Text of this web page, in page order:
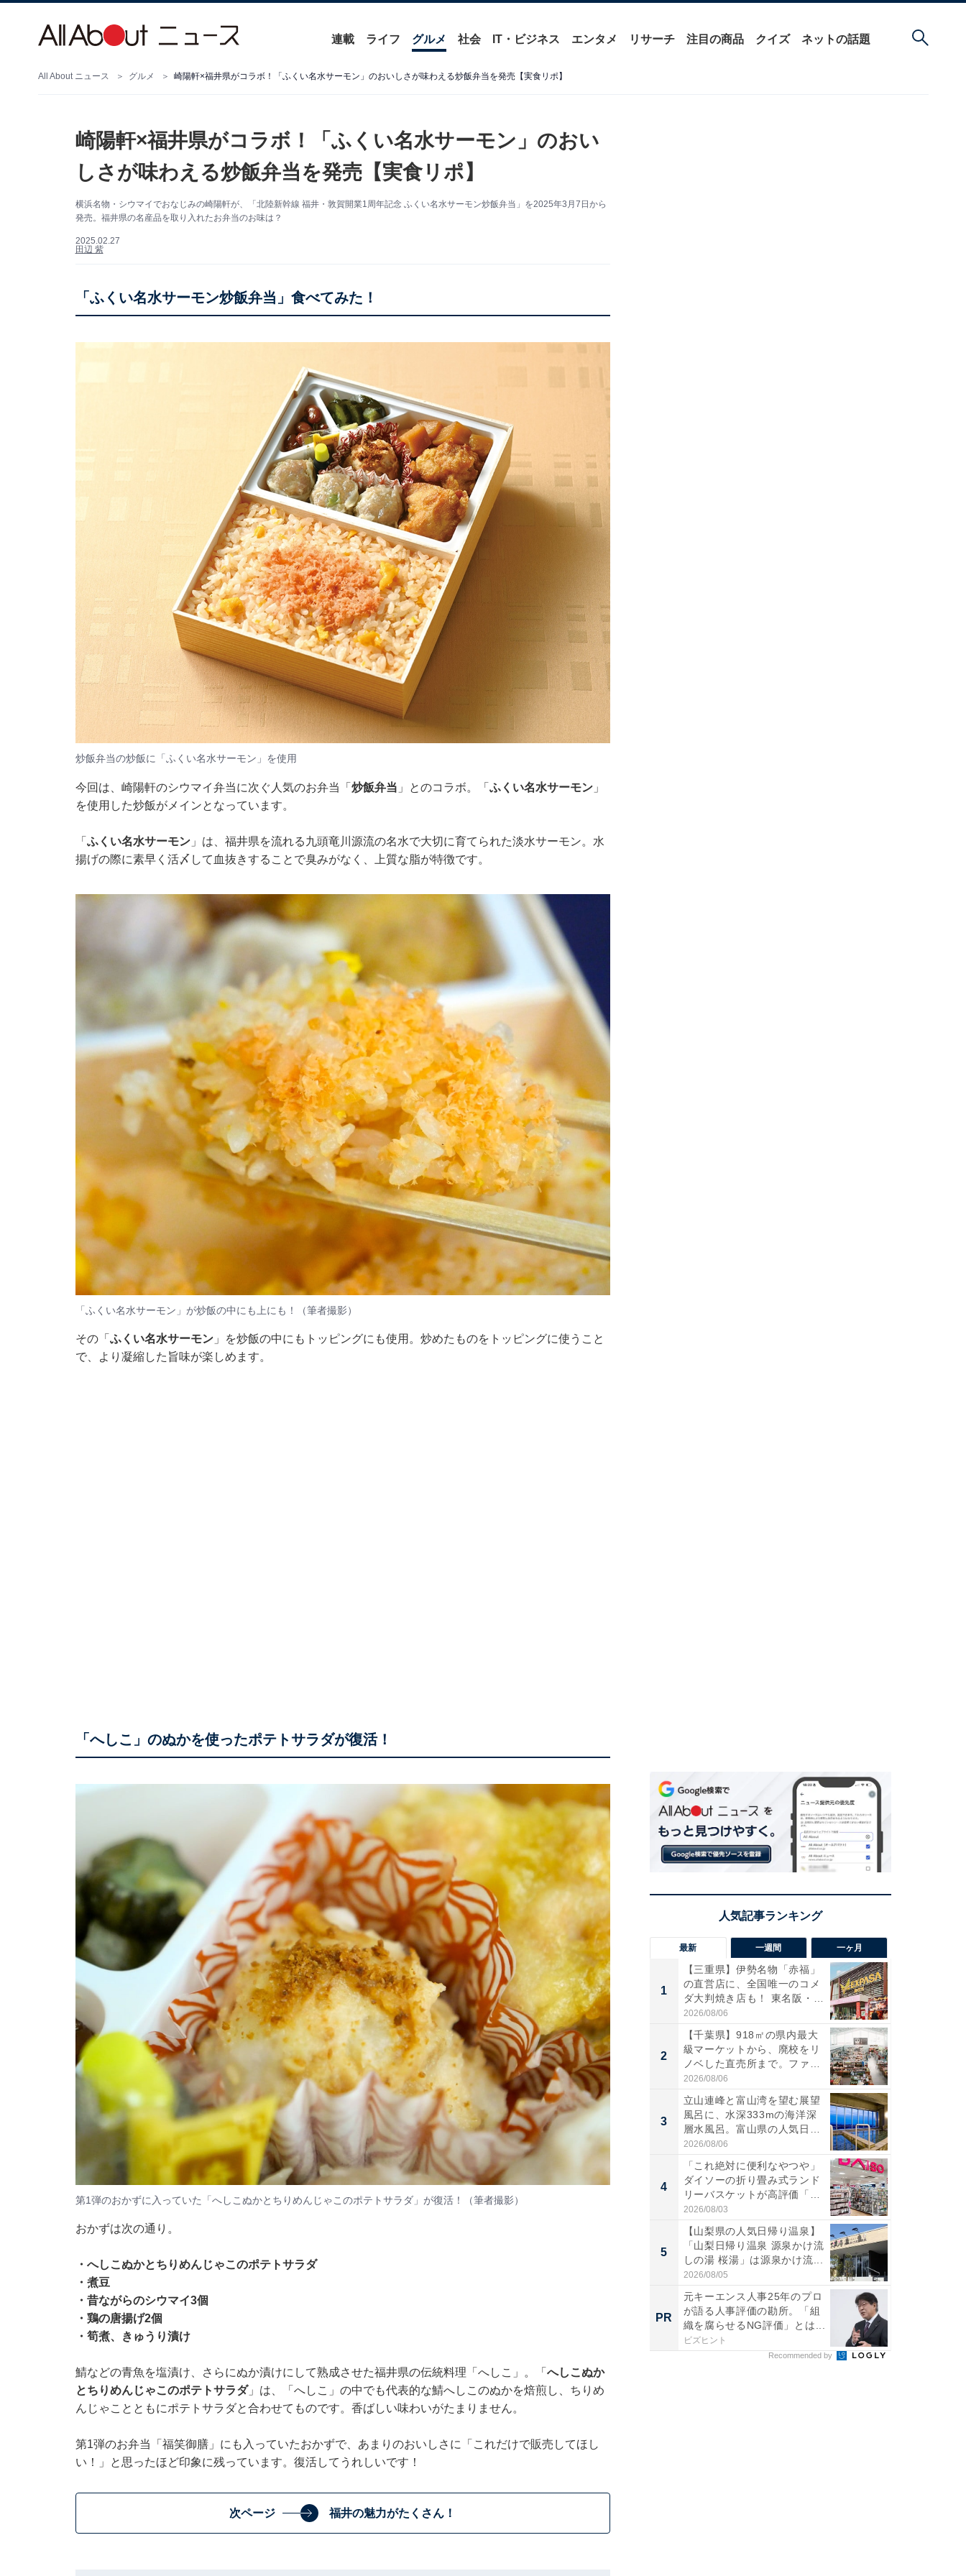
連載 ライフ グルメ 社会 IT・ビジネス エンタメ リサーチ 注目の商品 クイズ ネットの話題
All About ニュース グルメ 崎陽軒×福井県がコラボ！「ふくい名水サーモン」のおいしさが味わえる炒飯弁当を発売【実食リポ】
崎陽軒×福井県がコラボ！「ふくい名水サーモン」のおい
しさが味わえる炒飯弁当を発売【実食リポ】
横浜名物・シウマイでおなじみの崎陽軒が、「北陸新幹線 福井・敦賀開業1周年記念 ふくい名水サーモン炒飯弁当」を2025年3月7日から
発売。福井県の名産品を取り入れたお弁当のお味は？
2025.02.27
田辺 紫
「ふくい名水サーモン炒飯弁当」食べてみた！
炒飯弁当の炒飯に「ふくい名水サーモン」を使用
今回は、崎陽軒のシウマイ弁当に次ぐ人気のお弁当「 炒飯弁当 」とのコラボ。「 ふくい名水サーモン」
を使用した炒飯がメインとなっています。
「 ふくい名水サーモン」は、福井県を流れる九頭竜川源流の名水で大切に育てられた淡水サーモン。水
揚げの際に素早く活〆して血抜きすることで臭みがなく、上質な脂が特徴です。
「ふくい名水サーモン」が炒飯の中にも上にも！（筆者撮影）
その「 ふくい名水サーモン」を炒飯の中にもトッピングにも使用。炒めたものをトッピングに使うこと
で、より凝縮した旨味が楽しめます。
「へしこ」のぬかを使ったポテトサラダが復活！
第1弾のおかずに入っていた「へしこぬかとちりめんじゃこのポテトサラダ」が復活！（筆者撮影）
おかずは次の通り。
・へしこぬかとちりめんじゃこのポテトサラダ
・煮豆
・昔ながらのシウマイ3個
・鶏の唐揚げ2個
・筍煮、きゅうり漬け
鯖などの青魚を塩漬け、さらにぬか漬けにして熟成させた福井県の伝統料理「へしこ」。「 へしこぬか
とちりめんじゃこのポテトサラダ」は、「へしこ」の中でも代表的な鯖へしこのぬかを焙煎し、ちりめ
んじゃことともにポテトサラダと合わせてものです。香ばしい味わいがたまりません。
第1弾のお弁当「福笑御膳」にも入っていたおかずで、あまりのおいしさに「これだけで販売してほし
い！」と思ったほど印象に残っています。復活してうれしいです！
次ページ 福井の魅力がたくさん！
最新 一週間 一ヶ月
1
【三重県】伊勢名物「赤福」
の直営店に、全国唯一のコメ
ダ大判焼き店も！ 東名阪・
伊...
2026/08/06
2
【千葉県】918㎡の県内最大
級マーケットから、廃校をリ
ノベした直売所まで。ファ
ー...
2026/08/06
3
立山連峰と富山湾を望む展望
風呂に、水深333mの海洋深
層水風呂。富山県の人気日
帰...
2026/08/06
4
「これ絶対に便利なやつや」
ダイソーの折り畳み式ランド
リーバスケットが高評価「使
わ...
2026/08/03
5
【山梨県の人気日帰り温泉】
「山梨日帰り温泉 源泉かけ流
しの湯 桜湯」は源泉かけ流...
2026/08/05
PR
元キーエンス人事25年のプロ
が語る人事評価の勘所。「組
織を腐らせるNG評価」とは...
ビズヒント
Recommended by